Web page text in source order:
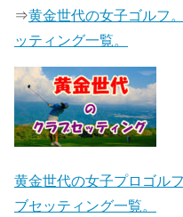
⇒黄金世代の女子ゴルフ
ッティング一覧。
黄金世代の女子プロゴル
ブセッティング一覧。